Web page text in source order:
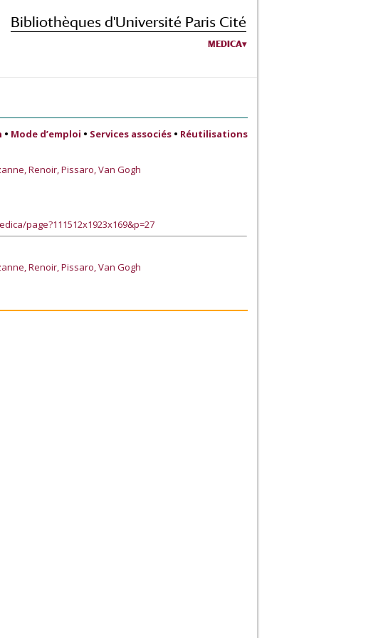
Bibliothèques d'Université Paris Cité
MEDICA
• Mode d’emploi • Services associés • Réutilisations
Renoir, Pissaro, Van Gogh
page?111512x1923x169&p=27
Renoir, Pissaro, Van Gogh